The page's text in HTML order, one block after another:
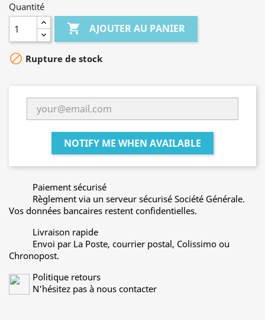
Quantité
 AJOUTER AU PANIER
 Rupture de stock
NOTIFY ME WHEN AVAILABLE
Paiement sécurisé
Règlement via un serveur sécurisé Société Générale.
Vos données bancaires restent confidentielles.
Livraison rapide
Envoi par La Poste, courrier postal, Colissimo ou
Chronopost.
Politique retours
N'hésitez pas à nous contacter